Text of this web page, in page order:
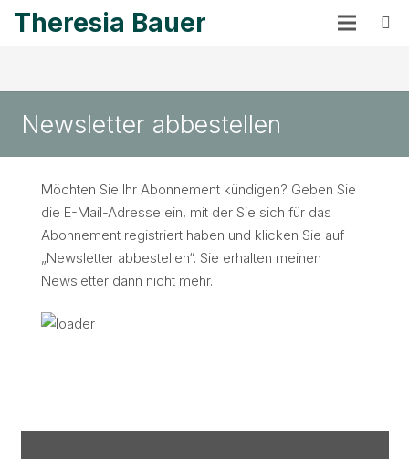
Theresia Bauer
Newsletter abbestellen
Möchten Sie Ihr Abonnement kündigen? Geben Sie
die E-Mail-Adresse ein, mit der Sie sich für das
Abonnement registriert haben und klicken Sie auf
„Newsletter abbestellen“. Sie erhalten meinen
Newsletter dann nicht mehr.